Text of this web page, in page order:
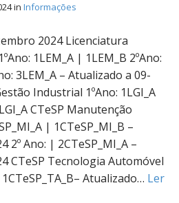
in Informações
2024 Licenciatura
1LEM_A | 1LEM_B 2ºAno:
3LEM_A – Atualizado a 09-
Industrial 1ºAno: 1LGI_A
CTeSP Manutenção
| 1CTeSP_MI_B –
2º Ano: | 2CTeSP_MI_A –
CTeSP Tecnologia Automóvel
Atualizado… Ler